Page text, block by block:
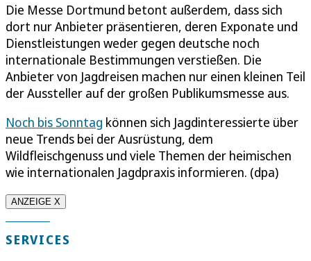
Die Messe Dortmund betont außerdem, dass sich
dort nur Anbieter präsentieren, deren Exponate und
Dienstleistungen weder gegen deutsche noch
internationale Bestimmungen verstießen. Die
Anbieter von Jagdreisen machen nur einen kleinen Teil
der Aussteller auf der großen Publikumsmesse aus.
Noch bis Sonntag können sich Jagdinteressierte über
neue Trends bei der Ausrüstung, dem
Wildfleischgenuss und viele Themen der heimischen
wie internationalen Jagdpraxis informieren. (dpa)
ANZEIGE X
SERVICES